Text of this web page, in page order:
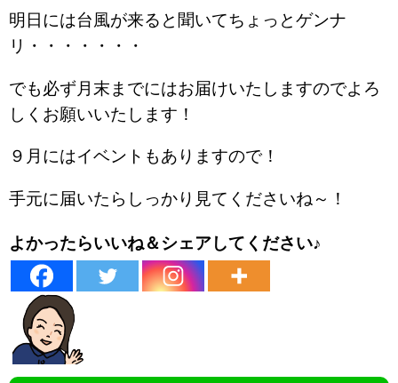
明日には台風が来ると聞いてちょっとゲンナ
リ・・・・・・・
でも必ず月末までにはお届けいたしますのでよろ
しくお願いいたします！
９月にはイベントもありますので！
手元に届いたらしっかり見てくださいね～！
よかったらいいね＆シェアしてください♪